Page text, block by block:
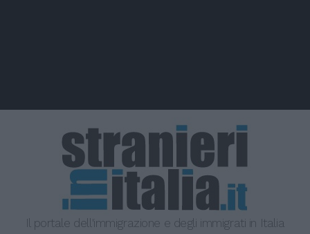
Il portale dell'immigrazione e degli immigrati in Italia